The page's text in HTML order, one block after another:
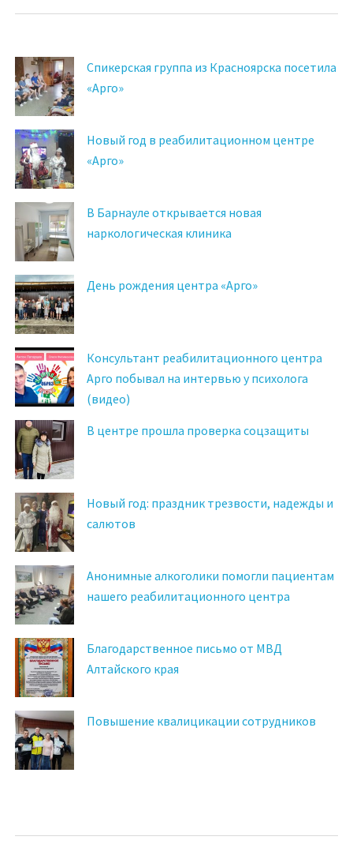
Спикерская группа из Красноярска посетила
«Арго»
Новый год в реабилитационном центре
«Арго»
В Барнауле открывается новая
наркологическая клиника
День рождения центра «Арго»
Консультант реабилитационного центра
Арго побывал на интервью у психолога
(видео)
В центре прошла проверка соцзащиты
Новый год: праздник трезвости, надежды и
салютов
Анонимные алкоголики помогли пациентам
нашего реабилитационного центра
Благодарственное письмо от МВД
Алтайского края
Повышение квалицикации сотрудников